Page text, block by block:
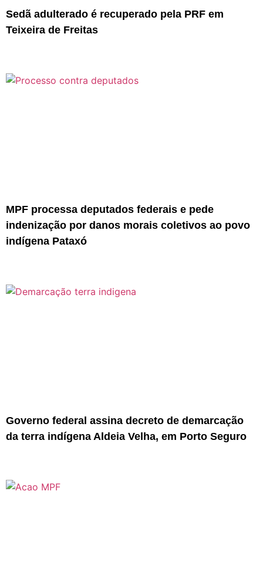
Sedã adulterado é recuperado pela PRF em
Teixeira de Freitas
MPF processa deputados federais e pede
indenização por danos morais coletivos ao povo
indígena Pataxó
Governo federal assina decreto de demarcação
da terra indígena Aldeia Velha, em Porto Seguro